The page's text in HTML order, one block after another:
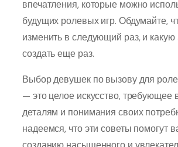
впечатления, которые можно
будущих ролевых игр. Обдумайте,
изменить в следующий раз, и
создать еще раз.
Выбор девушек по вызову для
— это целое искусство, требующее
деталям и понимания своих
надеемся, что эти советы помогут